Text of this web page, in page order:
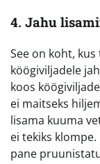
4. Jahu
See on koht,
köögiviljadele
koos
ei maitseks
lisama kuuma
ei tekiks
pane